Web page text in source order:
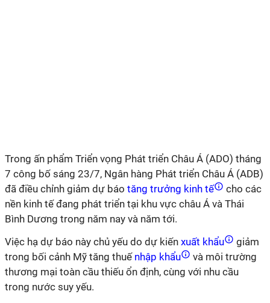
Trong ấn phẩm Triển vọng Phát triển Châu Á (ADO) tháng
7 công bố sáng 23/7, Ngân hàng Phát triển Châu Á (ADB)
đã điều chỉnh giảm dự báo tăng trưởng kinh tế
cho các
nền kinh tế đang phát triển tại khu vực châu Á và Thái
Bình Dương trong năm nay và năm tới.
Việc hạ dự báo này chủ yếu do dự kiến xuất khẩu
giảm
trong bối cảnh Mỹ tăng thuếnhập khẩu
và môi trường
thương mại toàn cầu thiếu ổn định, cùng với nhu cầu
trong nước suy yếu.